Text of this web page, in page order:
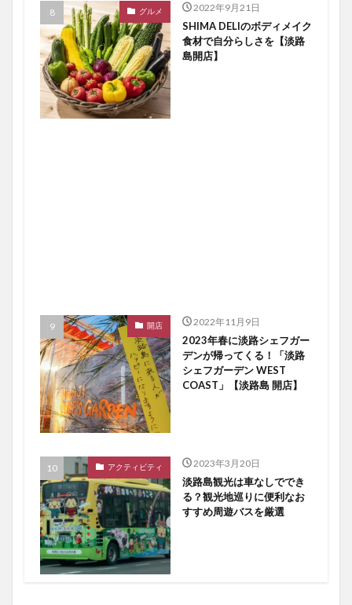
グルメ 2022年9月21日
SHIMA DELIのボディメイク
食材で自分らしさを【淡路
島開店】
開店 2022年11月9日
2023年春に淡路シェフガー
デンが帰ってくる！「淡路
シェフガーデン WEST
COAST」【淡路島 開店】
アクティビティ 2023年3月20日
淡路島観光は車なしででき
る？観光地巡りに便利なお
すすめ周遊バスを厳選